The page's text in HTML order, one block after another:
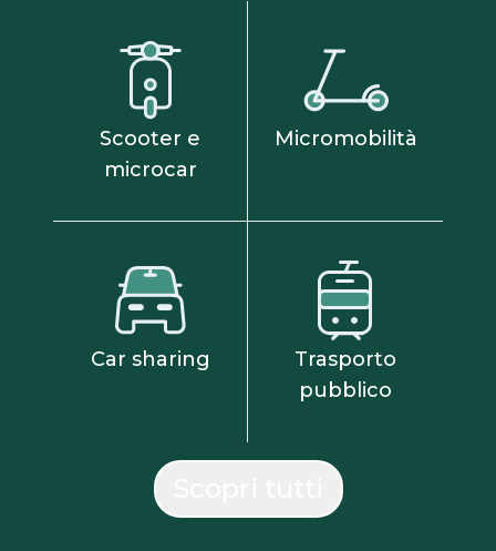
Scooter e
microcar
Micromobilità
Car sharing
Trasporto
pubblico